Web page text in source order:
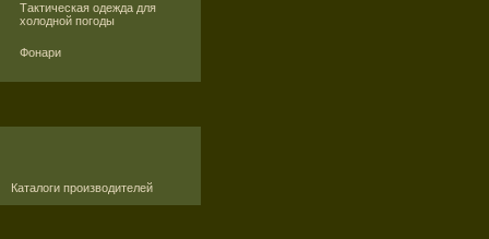
Тактическая одежда для
холодной погоды
Фонари
Каталоги производителей